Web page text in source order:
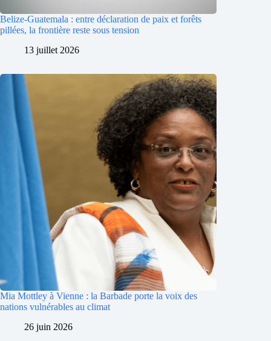
Belize-Guatemala : entre déclaration de paix et forêts
pillées, la frontière reste sous tension
13 juillet 2026
Mia Mottley à Vienne : la Barbade porte la voix des
nations vulnérables au climat
26 juin 2026